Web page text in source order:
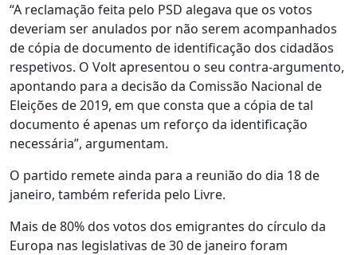
“A reclamação feita pelo PSD alegava que os votos
deveriam ser anulados por não serem acompanhados
de cópia de documento de identificação dos cidadãos
respetivos. O Volt apresentou o seu contra-argumento,
apontando para a decisão da Comissão Nacional de
Eleições de 2019, em que consta que a cópia de tal
documento é apenas um reforço da identificação
necessária”, argumentam.
O partido remete ainda para a reunião do dia 18 de
janeiro, também referida pelo Livre.
Mais de 80% dos votos dos emigrantes do círculo da
Europa nas legislativas de 30 de janeiro foram